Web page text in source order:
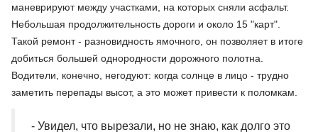
маневрируют между участками, на которых сняли асфальт.
Небольшая продолжительность дороги и около 15 "карт".
Такой ремонт - разновидность ямочного, он позволяет в итоге
добиться большей однородности дорожного полотна.
Водители, конечно, негодуют: когда солнце в лицо - трудно
заметить перепады высот, а это может привести к поломкам.
- Увидел, что вырезали, но не знаю, как долго это